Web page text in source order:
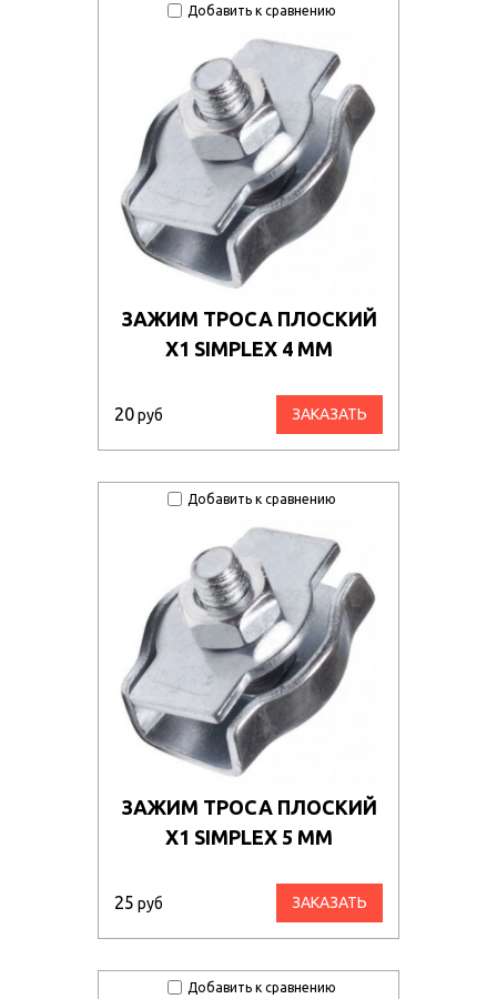
Добавить к сравнению
ЗАЖИМ ТРОСА ПЛОСКИЙ
Х1 SIMPLEX 4 ММ
20руб ЗАКАЗАТЬ
Добавить к сравнению
ЗАЖИМ ТРОСА ПЛОСКИЙ
Х1 SIMPLEX 5 ММ
25 руб ЗАКАЗАТЬ
Добавить к сравнению